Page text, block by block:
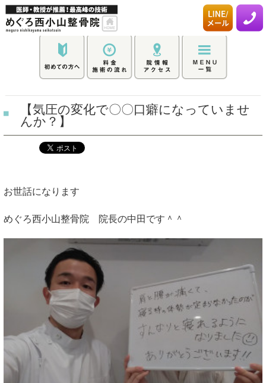
【気圧の変化で〇〇口癖になっていませ
んか？】
お世話になります
めぐろ西小山整骨院 院長の中田です＾＾